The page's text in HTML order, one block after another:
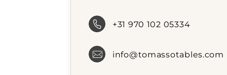
+31 970 102 05334
info@tomassotables.com